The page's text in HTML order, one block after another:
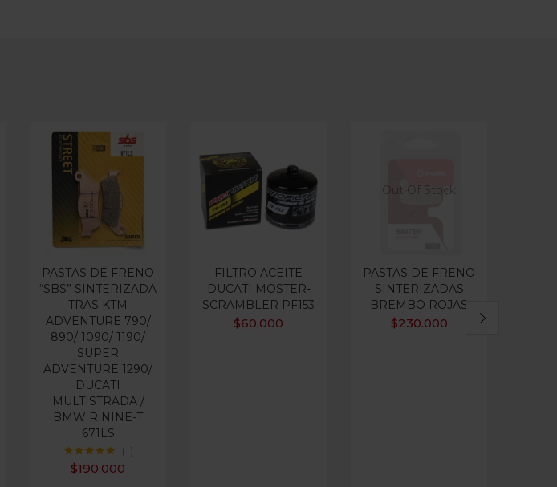
PASTAS DE FRENO
“SBS” SINTERIZADA
TRAS KTM
ADVENTURE 790/
890/ 1090/ 1190/
SUPER
ADVENTURE 1290/
DUCATI
MULTISTRADA /
BMW R NINE-T
671LS
Valorado con
5.00
1
$190.000
FILTRO ACEITE
DUCATI MOSTER-
SCRAMBLER PF153
$60.000
Out Of Stock
PASTAS DE FRENO
SINTERIZADAS
BREMBO ROJAS
$230.000